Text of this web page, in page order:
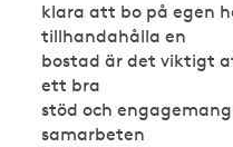
klara att bo på egen
tillhandahålla en
bostad är det viktigt
ett bra
stöd och
samarbeten